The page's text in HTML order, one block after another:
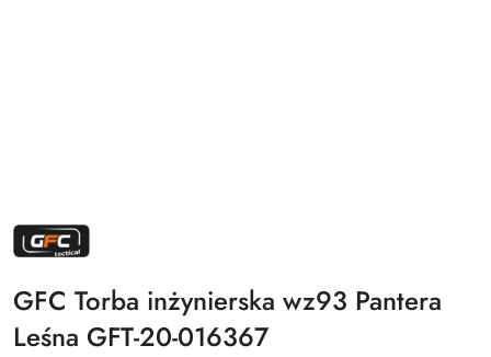
NAZWA
PRODUCENTA:
GFC
GFC Torba inżynierska wz93 Pantera
Leśna GFT-20-016367